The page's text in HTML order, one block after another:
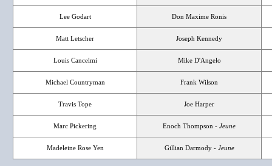
Lee Godart Don Maxime Ronis
Matt Letscher Joseph Kennedy
Louis Cancelmi Mike D'Angelo
Michael Countryman Frank Wilson
Travis Tope Joe Harper
Marc Pickering Enoch Thompson - Jeune
Madeleine Rose Yen Gillian Darmody - Jeune